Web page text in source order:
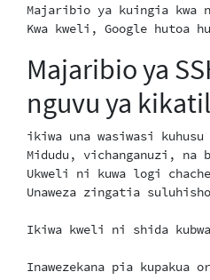
Majaribio ya kuingia kwa
Majaribio ya
nguvu ya
ikiwa una wasiwasi kuhusu
Midudu, vichanganuzi, na
Ukweli ni kuwa logi
Unaweza zingatia
Ikiwa kweli ni shida
Inawezekana pia